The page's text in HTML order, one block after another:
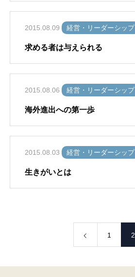
2015.08.09 経営・リーダーシップ
求める者は与えられる
2015.08.06 経営・リーダーシップ
海外進出への第一歩
2015.08.03 経営・リーダーシップ
生きがいとは
1 2